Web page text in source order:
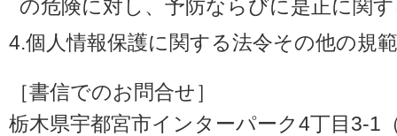
の危険に対し、予防ならびに是正に関
4.個人情報保護に関する法令その他の規
［書信でのお問合せ］
栃木県宇都宮市インターパーク4丁目3-1